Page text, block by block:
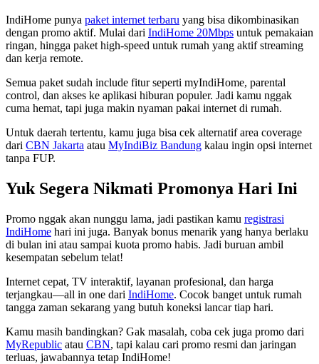
IndiHome punya paket internet terbaru yang bisa dikombinasikan
dengan promo aktif. Mulai dari IndiHome 20Mbps untuk pemakaian
ringan, hingga paket high-speed untuk rumah yang aktif streaming
dan kerja remote.
Semua paket sudah include fitur seperti myIndiHome, parental
control, dan akses ke aplikasi hiburan populer. Jadi kamu nggak
cuma hemat, tapi juga makin nyaman pakai internet di rumah.
Untuk daerah tertentu, kamu juga bisa cek alternatif area coverage
dari CBN Jakarta atau MyIndiBiz Bandung kalau ingin opsi internet
tanpa FUP.
Yuk Segera Nikmati Promonya Hari Ini
Promo nggak akan nunggu lama, jadi pastikan kamu registrasi
IndiHome hari ini juga. Banyak bonus menarik yang hanya berlaku
di bulan ini atau sampai kuota promo habis. Jadi buruan ambil
kesempatan sebelum telat!
Internet cepat, TV interaktif, layanan profesional, dan harga
terjangkau—all in one dari IndiHome. Cocok banget untuk rumah
tangga zaman sekarang yang butuh koneksi lancar tiap hari.
Kamu masih bandingkan? Gak masalah, coba cek juga promo dari
MyRepublic atau CBN, tapi kalau cari promo resmi dan jaringan
terluas, jawabannya tetap IndiHome!